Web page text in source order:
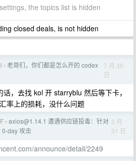
the topics list is hidden
closed deals, is not hidden
› 老哥们，你们都是怎么开的 codex
7 月 30
日
，去找 kol 开 starryblu 然后等下卡，
率上的损耗，没什么问题
› axios@1.14.1 遭遇供应链投毒：针对
0-day 攻击
3 月
31 日
announce/detail/2249